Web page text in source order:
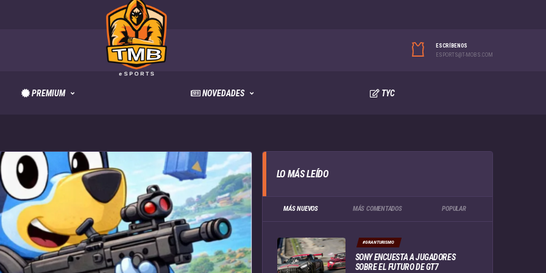
ESCRÍBENOS
ESPORTS@T-MOBS.COM
PREMIUM NOVEDADES TYC
LO MÁS LEÍDO
MÁS NUEVOS MÁS COMENTADOS POPULAR
#GRANTURISMO
SONY ENCUESTA A JUGADORES
SOBRE EL FUTURO DE GT7